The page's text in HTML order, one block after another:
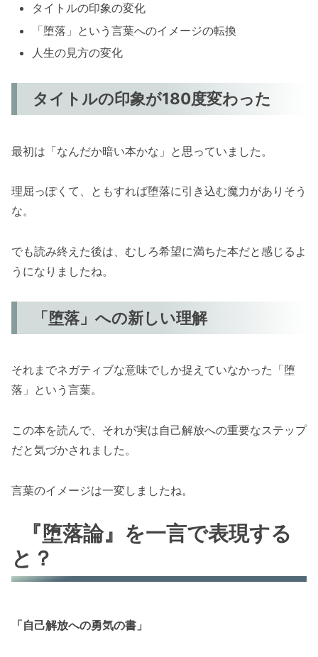
タイトルの印象の変化
「堕落」という言葉へのイメージの転換
人生の見方の変化
タイトルの印象が180度変わった
最初は「なんだか暗い本かな」と思っていました。
理屈っぽくて、ともすれば堕落に引き込む魔力がありそう
な。
でも読み終えた後は、むしろ希望に満ちた本だと感じるよ
うになりましたね。
「堕落」への新しい理解
それまでネガティブな意味でしか捉えていなかった「堕
落」という言葉。
この本を読んで、それが実は自己解放への重要なステップ
だと気づかされました。
言葉のイメージは一変しましたね。
『堕落論』を一言で表現する
と？
「自己解放への勇気の書」